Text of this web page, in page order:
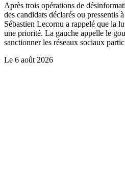
Après trois opérations de
des candidats déclarés ou pressentis
Sébastien Lecornu a rappelé que la
une priorité. La gauche appelle le
sanctionner les réseaux sociaux
Le 6 août 2026